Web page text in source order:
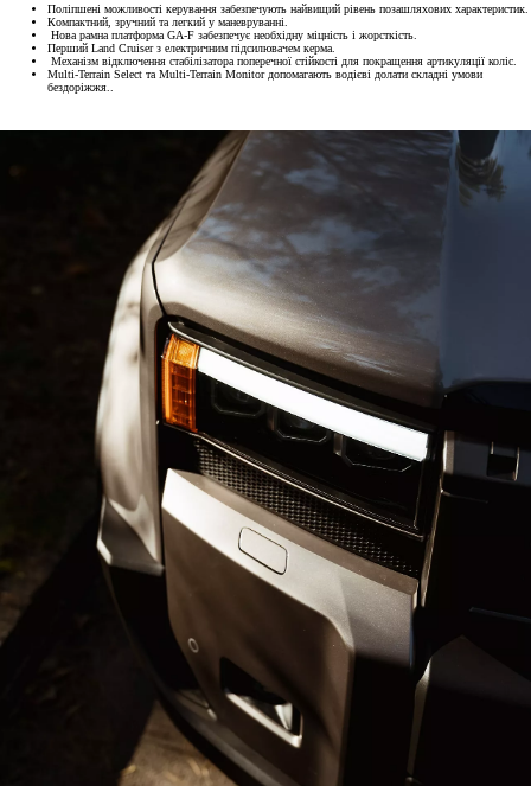
Поліпшені можливості керування забезпечують найвищий рівень позашляхових характеристик.
Компактний, зручний та легкий у маневруванні.
Нова рамна платформа GA-F забезпечує необхідну міцність і жорсткість.
Перший Land Cruiser з електричним підсилювачем керма.
Механізм відключення стабілізатора поперечної стійкості для покращення артикуляції коліс.
Multi-Terrain Select та Multi-Terrain Monitor допомагають водієві долати складні умови
бездоріжжя..